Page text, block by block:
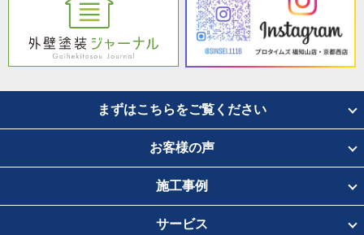
まずはこちらをご覧ください
お客様の声
施工事例
サービス